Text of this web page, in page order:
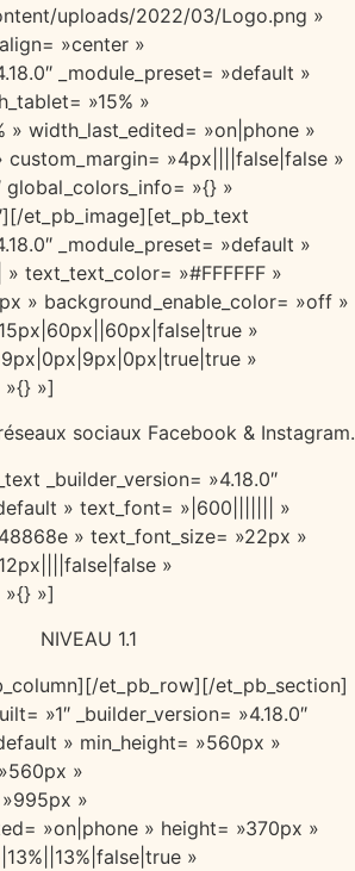
uploads/2022/03/Logo.png »
»center »
_module_preset= »default »
»15% »
» width_last_edited= »on|phone »
custom_margin= »4px||||false|false »
global_colors_info= »{} »
et_pb_image][et_pb_text
_module_preset= »default »
text_text_color= »#FFFFFF »
» background_enable_color= »off »
»
»
»]
sociaux Facebook & Instagram.
_builder_version= »4.18.0″
» text_font= »|600||||||| »
» text_font_size= »22px »
»
»]
NIVEAU 1.1
et_pb_row][/et_pb_section]
»1″ _builder_version= »4.18.0″
» min_height= »560px »
»
»
»on|phone » height= »370px »
»